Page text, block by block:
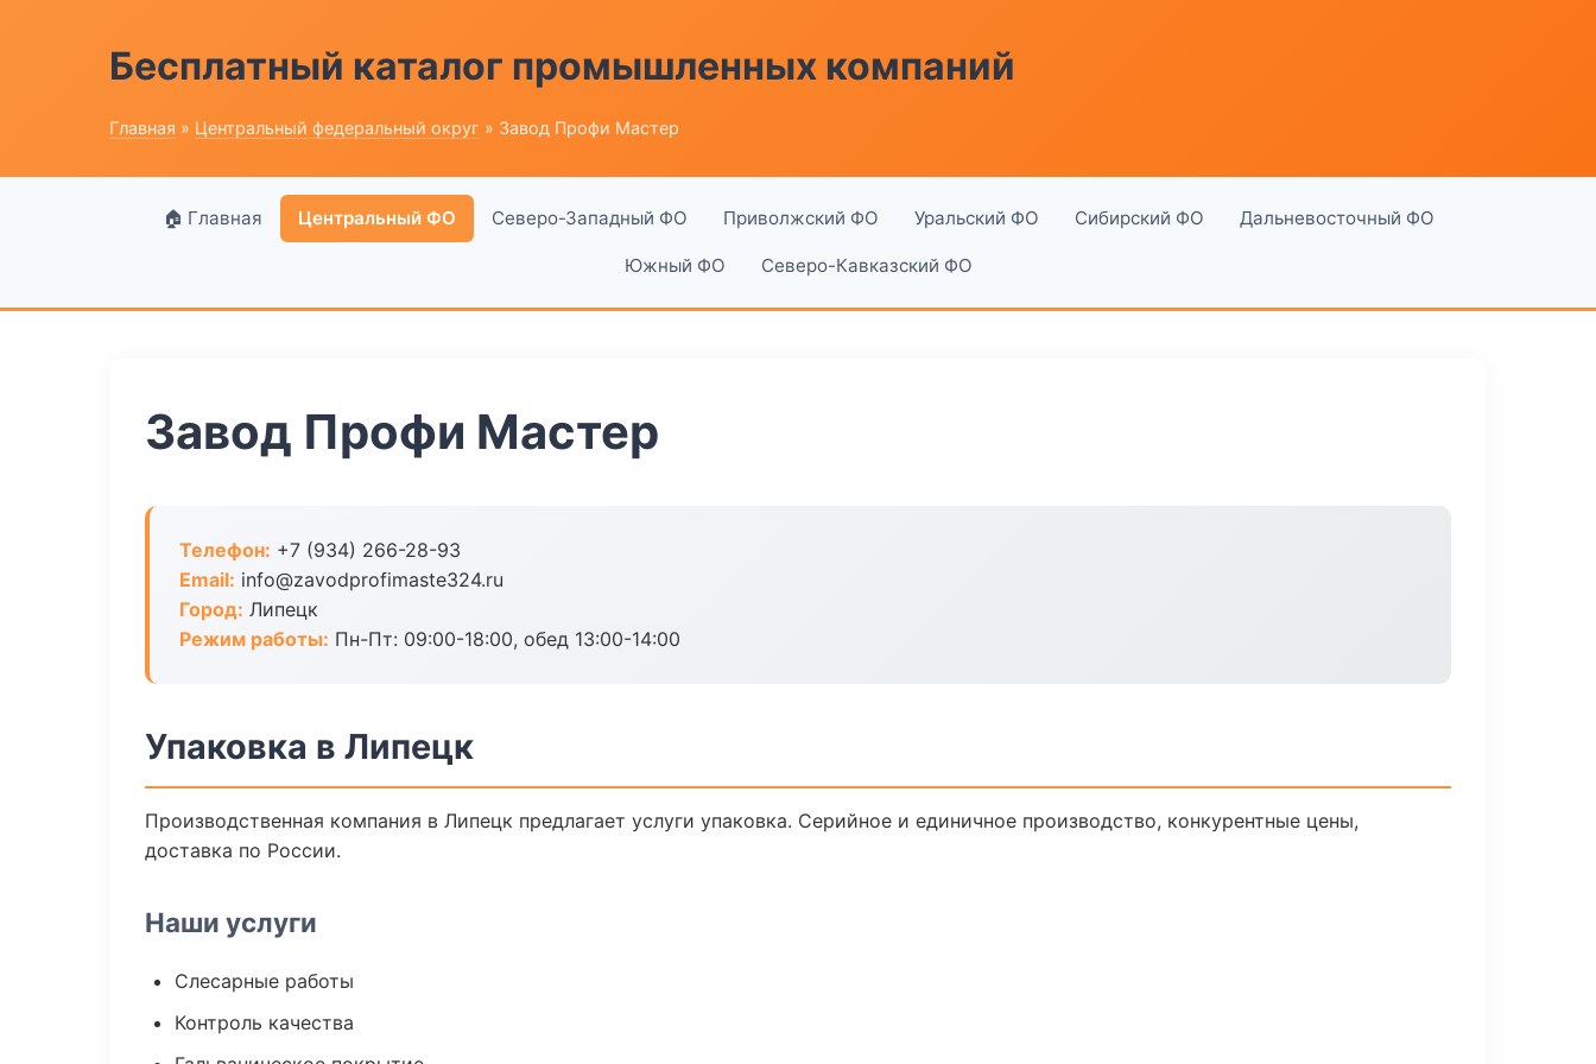
Бесплатный каталог промышленных компаний
Главная » Центральный федеральный округ » Завод Профи Мастер
🏠 Главная Центральный ФО Северо-Западный ФО Приволжский ФО Уральский ФО Сибирский ФО Дальневосточный ФО
Южный ФО Северо-Кавказский ФО
Завод Профи Мастер
Телефон: +7 (934) 266-28-93
Email: info@zavodprofimaste324.ru
Город: Липецк
Режим работы: Пн-Пт: 09:00-18:00, обед 13:00-14:00
Упаковка в Липецк
Производственная компания в Липецк предлагает услуги упаковка. Серийное и единичное производство, конкурентные цены,
доставка по России.
Наши услуги
Слесарные работы
Контроль качества